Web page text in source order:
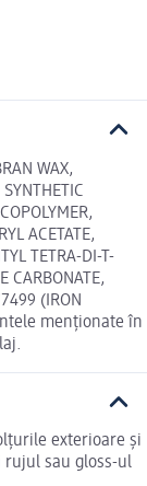
WAX,
SYNTHETIC
ACETATE,
TETRA-DI-T-
CARBONATE,
(IRON
menționate în
exterioare și
rujul sau gloss-ul